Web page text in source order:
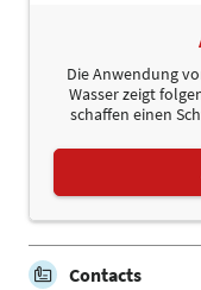
Die Anwendung
Wasser zeigt
schaffen einen
Contacts